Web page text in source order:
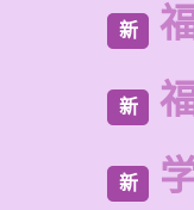
新
新
新